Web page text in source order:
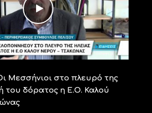
Μεσσήνιοι στο πλευρό της
του δόρατος η Ε.Ο. Καλού